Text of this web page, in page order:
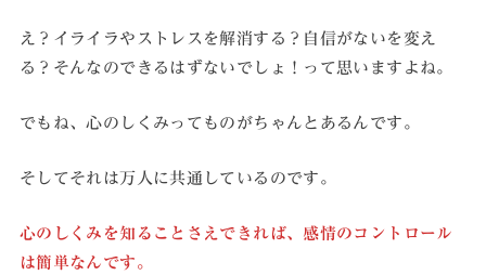
え？イライラやストレスを解消する？自信がないを変え
る？そんなのできるはずないでしょ！って思いますよね。
でもね、心のしくみってものがちゃんとあるんです。
そしてそれは万人に共通しているのです。
心のしくみを知ることさえできれば、感情のコントロール
は簡単なんです。